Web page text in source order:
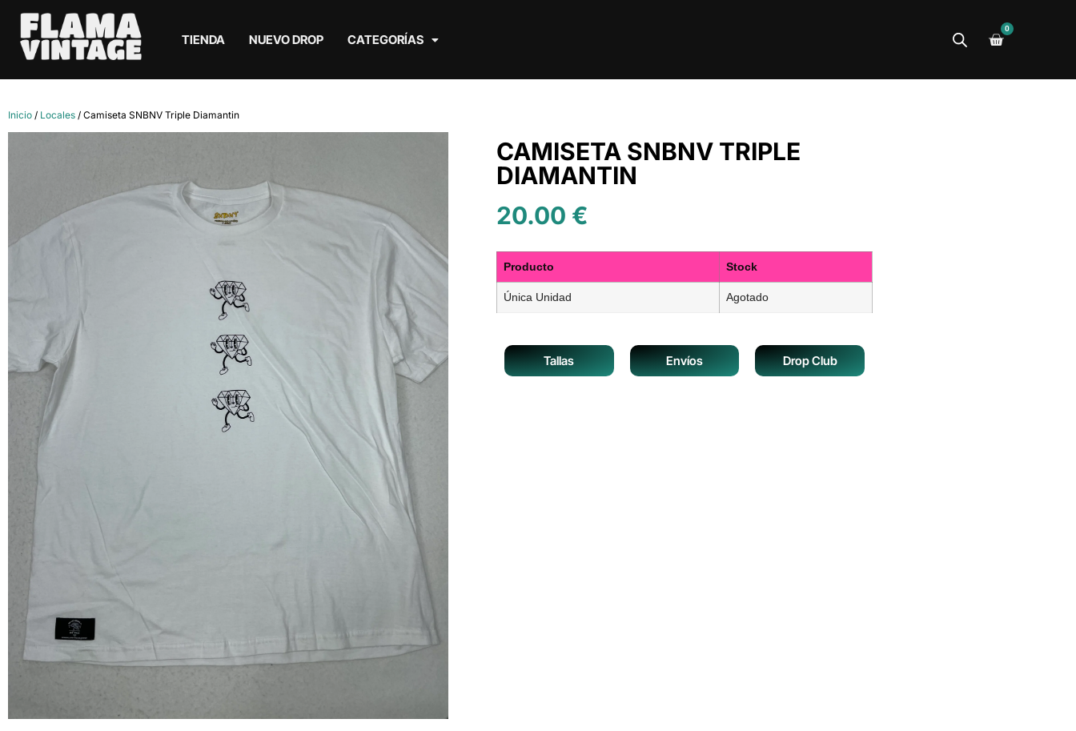
TIENDA NUEVO DROP CATEGORÍAS
0
Inicio / Locales / Camiseta SNBNV Triple Diamantin
CAMISETA SNBNV TRIPLE
DIAMANTIN
20.00 €
Producto Stock
Única Unidad Agotado
Tallas Envíos Drop Club